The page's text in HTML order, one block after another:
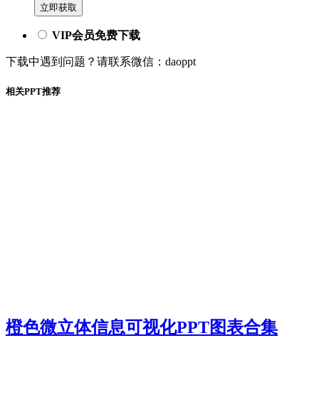
立即获取
VIP会员免费下载
下载中遇到问题？请联系微信：daoppt
相关PPT推荐
橙色微立体信息可视化PPT图表合集